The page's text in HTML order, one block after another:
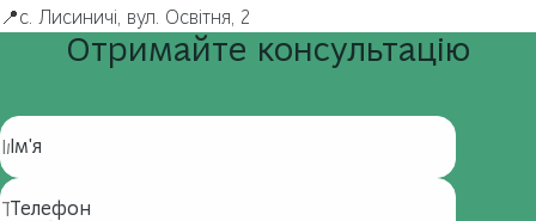
📍с. Лисиничі, вул. Освітня, 2
Отримайте консультацію
Ім'я
Телефон